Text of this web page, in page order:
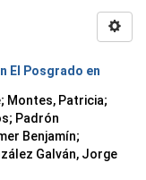
El Posgrado en
; Montes, Patricia;
; Padrón
Benjamín;
Galván, Jorge